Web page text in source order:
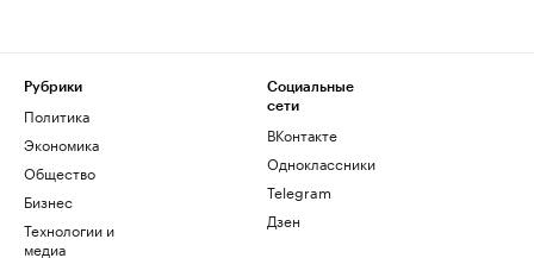
Рубрики
Политика
Экономика
Общество
Бизнес
Технологии и
медиа
Социальные
сети
ВКонтакте
Одноклассники
Telegram
Дзен